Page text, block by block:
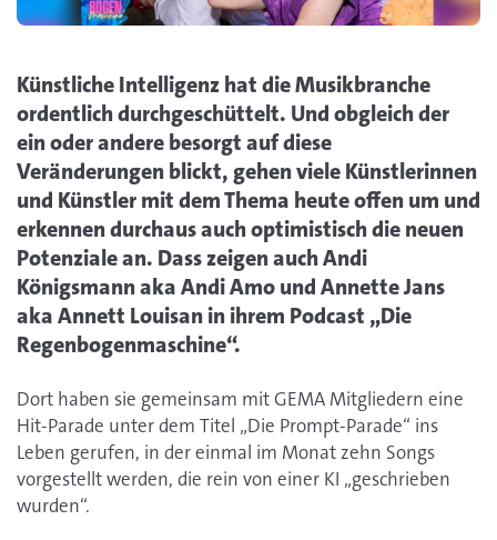
Künstliche Intelligenz hat die Musikbranche
ordentlich durchgeschüttelt. Und obgleich der
ein oder andere besorgt auf diese
Veränderungen blickt, gehen viele Künstlerinnen
und Künstler mit dem Thema heute offen um und
erkennen durchaus auch optimistisch die neuen
Potenziale an. Dass zeigen auch Andi
Königsmann aka Andi Amo und Annette Jans
aka Annett Louisan in ihrem Podcast „Die
Regenbogenmaschine“.
Dort haben sie gemeinsam mit GEMA Mitgliedern eine
Hit-Parade unter dem Titel „Die Prompt-Parade“ ins
Leben gerufen, in der einmal im Monat zehn Songs
vorgestellt werden, die rein von einer KI „geschrieben
wurden“.